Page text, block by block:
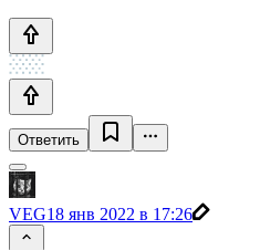
Ответить
VEG18 янв 2022 в 17:26